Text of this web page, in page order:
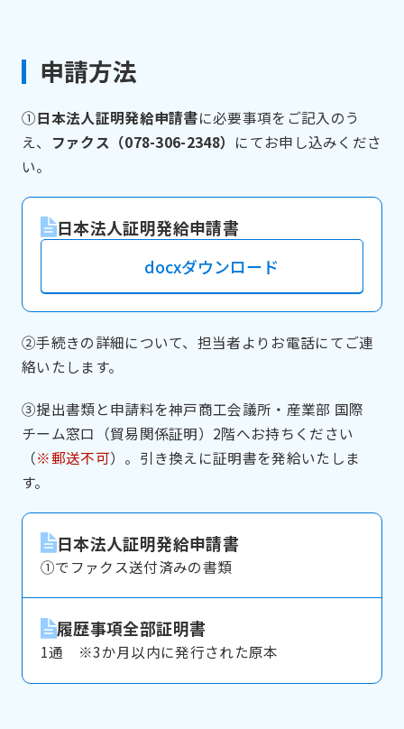
申請方法
①日本法人証明発給申請書に必要事項をご記入のう
え、
ファクス（078-306-2348） にてお申し込みくださ
い。
日本法人証明発給申請書
docxダウンロード
②手続きの詳細について、担当者よりお電話にてご連
絡いたします。
③提出書類と申請料を神戸商工会議所・産業部 国際
チーム窓口（貿易関係証明）2階へお持ちください
（※郵送不可）。引き換えに証明書を発給いたしま
す。
日本法人証明発給申請書
①でファクス送付済みの書類
履歴事項全部証明書
1通 ※3か月以内に発行された原本